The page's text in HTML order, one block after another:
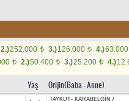
2.)252.000 t 3.)126.000 t 4.)63.000
t 2.)50.400 t 3.)25.200 t 4.)
Yaş Orijin(Baba - Anne)
TAYKUT- KARABELGİN /